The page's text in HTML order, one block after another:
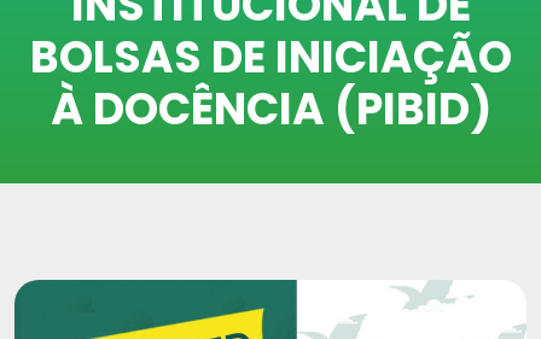
BOLSAS DE INICIAÇÃO
À DOCÊNCIA (PIBID)